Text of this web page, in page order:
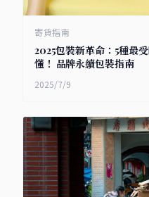
寄貨指南
2025包裝新革命：5種最
懂！ 品牌永續包裝指南
2025/7/9